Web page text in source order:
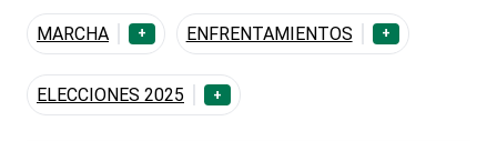
MARCHA + ENFRENTAMIENTOS +
ELECCIONES 2025 +